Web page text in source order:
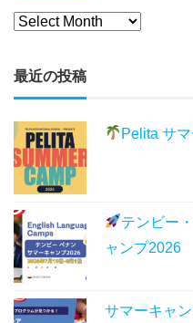
最近の投稿
Pelita サ
テンビー
ャンプ2026
サマーキャ